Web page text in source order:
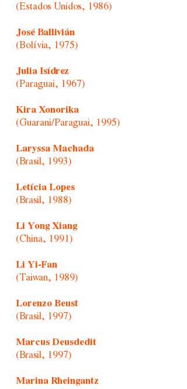
(Estados Unidos, 1986)
José Ballivián
(Bolívia, 1975)
Julia Isídrez
(Paraguai, 1967)
Kira Xonorika
(Guarani/Paraguai, 1995)
Laryssa Machada
(Brasil, 1993)
Letícia Lopes
(Brasil, 1988)
Li Yong Xiang
(China, 1991)
Li Yi-Fan
(Taiwan, 1989)
Lorenzo Beust
(Brasil, 1997)
Marcus Deusdedit
(Brasil, 1997)
Marina Rheingantz